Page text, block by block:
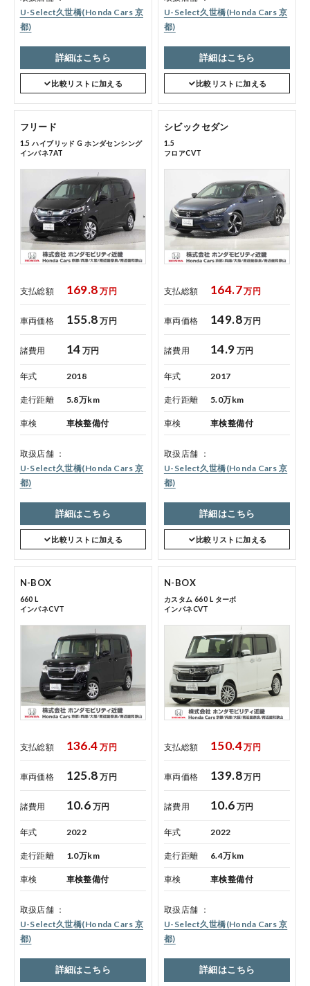
会社情報
健康経営の取り組み
お引越しのお客様へ
サイトご利用にあたって
ホンダモビリティ近畿 法人サイト
中古車在庫検索 トップページ
コーポレートサイト
U-Select久世橋(Honda Cars 京
都)
詳細はこちら
比較リストに加える
U-Select久世橋(Honda Cars 京
都)
詳細はこちら
比較リストに加える
フリード
1.5 ハイブリッド G ホンダセンシング
インパネ7AT
支払総額 169.8 万円
車両価格 155.8 万円
諸費用 14 万円
年式 2018
走行距離 5.8万km
車検 車検整備付
取扱店舗
U-Select久世橋(Honda Cars 京
都)
詳細はこちら
比較リストに加える
シビックセダン
1.5
フロアCVT
支払総額 164.7万円
車両価格 149.8万円
諸費用 14.9 万円
年式 2017
走行距離 5.0万km
車検 車検整備付
取扱店舗
U-Select久世橋(Honda Cars 京
都)
詳細はこちら
比較リストに加える
N-BOX
660 L
インパネCVT
支払総額 136.4 万円
車両価格 125.8 万円
諸費用 10.6 万円
年式 2022
走行距離 1.0万km
車検 車検整備付
取扱店舗
U-Select久世橋(Honda Cars 京
都)
詳細はこちら
N-BOX
カスタム 660 L ターボ
インパネCVT
支払総額 150.4万円
車両価格 139.8万円
諸費用 10.6 万円
年式 2022
走行距離 6.4万km
車検 車検整備付
取扱店舗
U-Select久世橋(Honda Cars 京
都)
詳細はこちら